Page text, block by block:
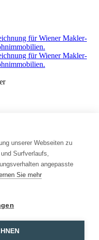
unserer Webseiten zu
Surfverlaufs,
angepasste
Sie mehr